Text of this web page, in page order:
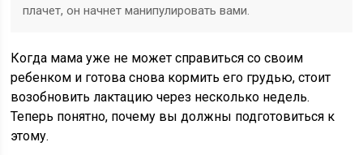
плачет, он начнет манипулировать вами.
Когда мама уже не может справиться со своим
ребенком и готова снова кормить его грудью, стоит
возобновить лактацию через несколько недель.
Теперь понятно, почему вы должны подготовиться к
этому.